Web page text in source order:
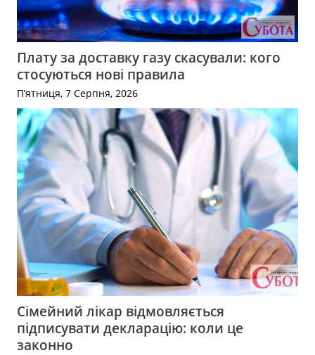
Плату за доставку газу скасували: кого
стосуються нові правила
П’ятниця, 7 Серпня, 2026
Сімейний лікар відмовляється
підписувати декларацію: коли це
законно